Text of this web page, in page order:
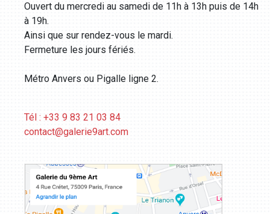
Ouvert du mercredi au samedi de 11h à 13h puis de 14h
à 19h.
Ainsi que sur rendez-vous le mardi.
Fermeture les jours fériés.
Métro Anvers ou Pigalle ligne 2.
Tél : +33 9 83 21 03 84
contact@galerie9art.com